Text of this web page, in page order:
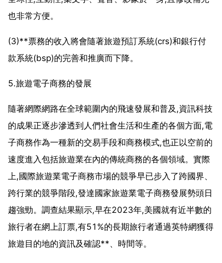
也非常方便。
(3)**票務的收入將會隨著旅遊預訂系統(crs)和銀行付
款系統(bsp)的完善和推廣而下降。
5.旅遊電子商務的發展
隨著網際網路在全球範圍內的飛速發展和普及,資訊科技
的成果正逐步滲透到人們社會生活和生產的各個方面,電
子商務作為一種新的交易手段和商務模式,也正以空前的
速度進入包括旅遊業在內的傳統商務的各個領域。實際
上,國際旅遊業電子商務市場的競爭早已步入了跨國界、
跨行業的競爭階段,發達國家旅遊業電子商務發展勢頭日
趨強勁。調查結果顯示,早在2023年,美國就有近半數的
旅行者在網上訂票,有51%的長期旅行者通過英特網獲得
旅遊目的地的資訊及確認**、時間等。